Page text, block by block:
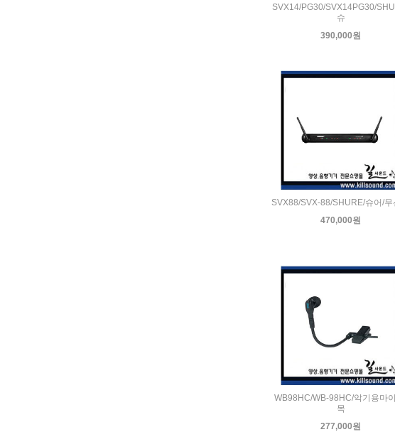
SVX14/PG30/SVX14PG30/
슈
390,000원
SVX88/SVX-88/SHURE/슈어/무
470,000원
WB98HC/WB-98HC/악기용마
목
277,000원